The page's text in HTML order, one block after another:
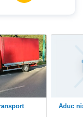
Aduc nisip balast piatra